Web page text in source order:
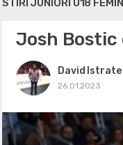
STIRI JUNIORI U18
Josh Bostic
David Istrate
26.01.2023